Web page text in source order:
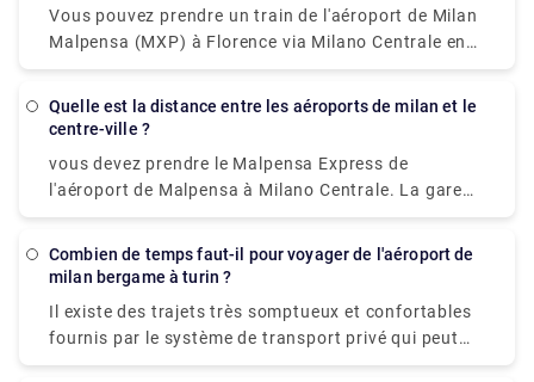
https://www.googleadservices.com/pagead/aclk?
https://www.googleadservices.com/pagead/aclk?
Vous pouvez prendre un train de l'aéroport de Milan
Malpensa (MXP) à Florence via Milano Centrale en
3h 15m environ. Vous pouvez également prendre un
Florence via Milano Centrale en 3h 15m environ.
Quelle est la distance entre les aéroports de milan et le
centre-ville ?
vous devez prendre le Malpensa Express de
l'aéroport de Malpensa à Milano Centrale. La gare
est située dans le Terminal 1. Et dans le Terminal 2,
Terminal 2 toutes les 20 minutes afin que vous
prendre l'express pour le centre-ville.
Combien de temps faut-il pour voyager de l'aéroport de
milan bergame à turin ?
Il existe des trajets très somptueux et confortables
fournis par le système de transport privé qui peut
également être utilisé.